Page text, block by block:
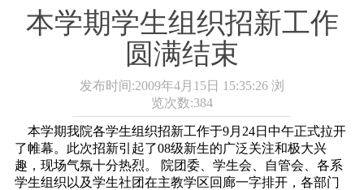
本学期学生组织招新工作
圆满结束
发布时间:2009年4月15日 15:35:26 浏
览次数:384
本学期我院各学生组织招新工作于9月24日中午正式拉开
了帷幕。此次招新引起了08级新生的广泛关注和极大兴
趣，现场气氛十分热烈。
院团委、学生会、自管会、各系
学生组织以及学生社团在主教学区回廊一字排开，各部门